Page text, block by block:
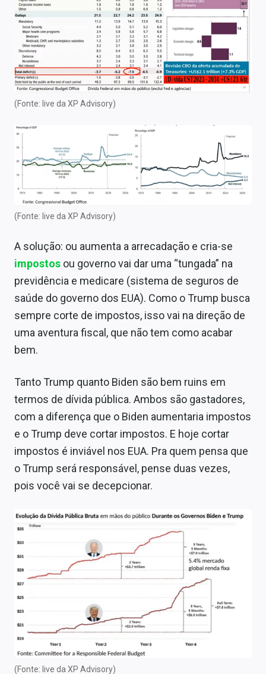
(Fonte: live da XP Advisory)
(Fonte: live da XP Advisory)
A solução: ou aumenta a arrecadação e cria-se
impostos ou governo vai dar uma “tungada” na
previdência e medicare (sistema de seguros de
saúde do governo dos EUA). Como o Trump busca
sempre corte de impostos, isso vai na direção de
uma aventura fiscal, que não tem como acabar
bem.
Tanto Trump quanto Biden são bem ruins em
termos de dívida pública. Ambos são gastadores,
com a diferença que o Biden aumentaria impostos
e o Trump deve cortar impostos. E hoje cortar
impostos é inviável nos EUA. Pra quem pensa que
o Trump será responsável, pense duas vezes,
pois você vai se decepcionar.
(Fonte: live da XP Advisory)